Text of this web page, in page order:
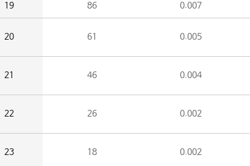
19 86 0.007
20 61 0.005
21 46 0.004
22 26 0.002
23 18 0.002